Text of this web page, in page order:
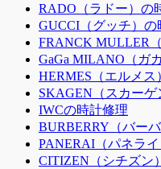
RADO（ラドー）の
GUCCI（グッチ）の
FRANCK MULLER
GaGa MILANO（ガ
HERMES（エルメス
SKAGEN（スカーゲ
IWCの時計修理
BURBERRY（バー
PANERAI（パネラ
CITIZEN（シチズン